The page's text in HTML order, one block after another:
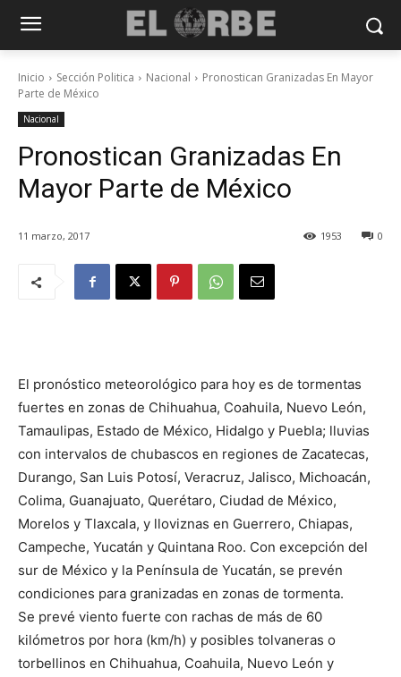
Inicio Sección Politica Nacional
Pronostican Granizadas En Mayor
Parte de México
Nacional
Pronostican Granizadas En
Mayor Parte de México
11 marzo, 2017 0
1953
El pronóstico meteorológico para hoy es de tormentas
fuertes en zonas de Chihuahua, Coahuila, Nuevo León,
Tamaulipas, Estado de México, Hidalgo y Puebla; lluvias
con intervalos de chubascos en regiones de Zacatecas,
Durango, San Luis Potosí, Veracruz, Jalisco, Michoacán,
Colima, Guanajuato, Querétaro, Ciudad de México,
Morelos y Tlaxcala, y lloviznas en Guerrero, Chiapas,
Campeche, Yucatán y Quintana Roo. Con excepción del
sur de México y la Península de Yucatán, se prevén
condiciones para granizadas en zonas de tormenta.
Se prevé viento fuerte con rachas de más de 60
kilómetros por hora (km/h) y posibles tolvaneras o
torbellinos en Chihuahua, Coahuila, Nuevo León y